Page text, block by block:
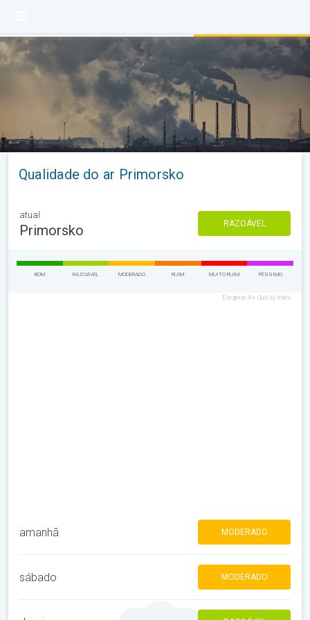
Qualidade do ar Primorsko
atual
Primorsko RAZOÁVEL
BOM RAZOÁVEL MODERADO RUIM MUITO RUIM PÉSSIMO
European Air Quality Index
amanhã MODERADO
sábado MODERADO